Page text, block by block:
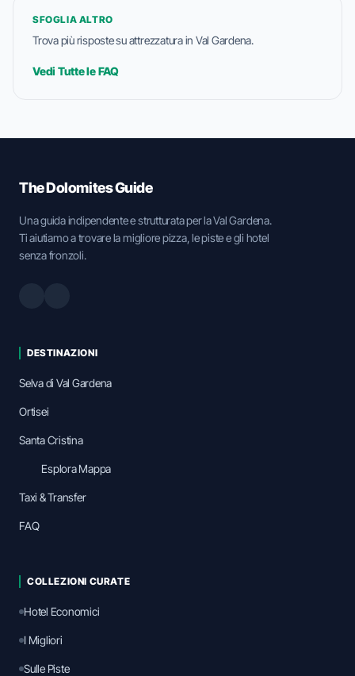
SFOGLIA ALTRO
Trova più risposte su attrezzatura in Val Gardena.
Vedi Tutte le FAQ
The Dolomites Guide
Una guida indipendente e strutturata per la Val Gardena.
Ti aiutiamo a trovare la migliore pizza, le piste e gli hotel
senza fronzoli.
DESTINAZIONI
Selva di Val Gardena
Ortisei
Santa Cristina
Esplora Mappa
Taxi & Transfer
FAQ
COLLEZIONI CURATE
Hotel Economici
I Migliori
Sulle Piste